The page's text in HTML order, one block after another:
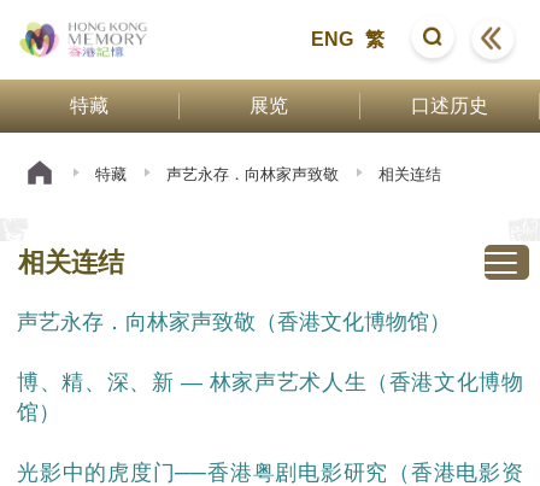
ENG 繁
特藏 展览 口述历史
特藏 声艺永存．向林家声致敬 相关连结
相关连结
声艺永存．向林家声致敬（香港文化博物馆）
博、精、深、新 — 林家声艺术人生（香港文化博物
馆）
光影中的虎度门──香港粤剧电影研究（香港电影资